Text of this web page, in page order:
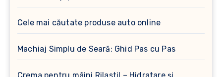
Cele mai căutate produse auto online
Machiaj Simplu de Seară: Ghid Pas cu Pas